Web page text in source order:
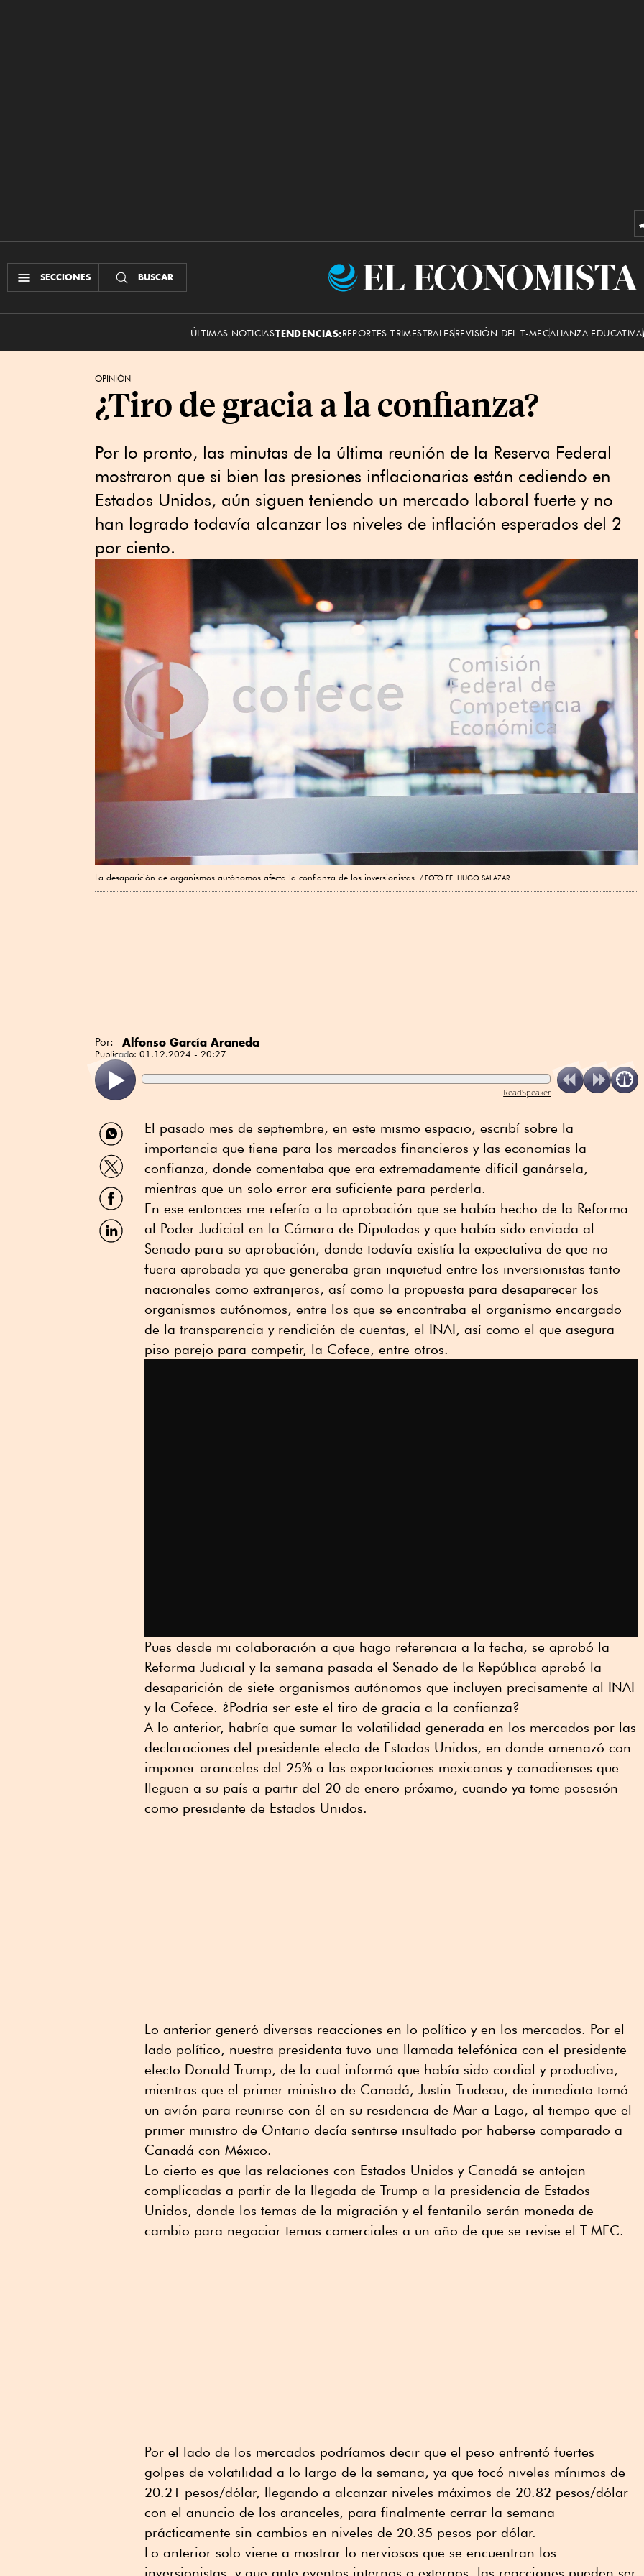
SECCIONES BUSCAR
El
ÚLTIMAS NOTICIASTENDENCIAS:REPORTES TRIMESTRALESREVISIÓN DEL T-MECALIANZA EDUCATIVA
OPINIÓN
¿Tiro de gracia a la confianza?
Por lo pronto, las minutas de la última reunión de la Reserva Federal
mostraron que si bien las presiones inflacionarias están cediendo en
Estados Unidos, aún siguen teniendo un mercado laboral fuerte y no
han logrado todavía alcanzar los niveles de inflación esperados del 2
por ciento.
La desaparición de organismos autónomos afecta la confianza de los inversionistas. FOTO EE: HUGO SALAZAR
Por: Alfonso García Araneda
Publicado: 01.12.2024 - 20:27
ReadSpeaker
Compartir
por
WhatsApp
Compartir
por
Twitter
Compartir
por
Facebook
Compartir
por
El pasado mes de septiembre, en este mismo espacio, escribí sobre la
importancia que tiene para los mercados financieros y las economías la
confianza, donde comentaba que era extremadamente difícil ganársela,
mientras que un solo error era suficiente para perderla.
En ese entonces me refería a la aprobación que se había hecho de la Reforma
al Poder Judicial en la Cámara de Diputados y que había sido enviada al
Senado para su aprobación, donde todavía existía la expectativa de que no
fuera aprobada ya que generaba gran inquietud entre los inversionistas tanto
nacionales como extranjeros, así como la propuesta para desaparecer los
organismos autónomos, entre los que se encontraba el organismo encargado
de la transparencia y rendición de cuentas, el INAI, así como el que asegura
piso parejo para competir, la Cofece, entre otros.
Pues desde mi colaboración a que hago referencia a la fecha, se aprobó la
Reforma Judicial y la semana pasada el Senado de la República aprobó la
desaparición de siete organismos autónomos que incluyen precisamente al INAI
y la Cofece. ¿Podría ser este el tiro de gracia a la confianza?
A lo anterior, habría que sumar la volatilidad generada en los mercados por las
declaraciones del presidente electo de Estados Unidos, en donde amenazó con
imponer aranceles del 25% a las exportaciones mexicanas y canadienses que
lleguen a su país a partir del 20 de enero próximo, cuando ya tome posesión
como presidente de Estados Unidos.
Lo anterior generó diversas reacciones en lo político y en los mercados. Por el
lado político, nuestra presidenta tuvo una llamada telefónica con el presidente
electo Donald Trump, de la cual informó que había sido cordial y productiva,
mientras que el primer ministro de Canadá, Justin Trudeau, de inmediato tomó
un avión para reunirse con él en su residencia de Mar a Lago, al tiempo que el
primer ministro de Ontario decía sentirse insultado por haberse comparado a
Canadá con México.
Lo cierto es que las relaciones con Estados Unidos y Canadá se antojan
complicadas a partir de la llegada de Trump a la presidencia de Estados
Unidos, donde los temas de la migración y el fentanilo serán moneda de
cambio para negociar temas comerciales a un año de que se revise el T-MEC.
Por el lado de los mercados podríamos decir que el peso enfrentó fuertes
golpes de volatilidad a lo largo de la semana, ya que tocó niveles mínimos de
20.21 pesos/dólar, llegando a alcanzar niveles máximos de 20.82 pesos/dólar
con el anuncio de los aranceles, para finalmente cerrar la semana
prácticamente sin cambios en niveles de 20.35 pesos por dólar.
Lo anterior solo viene a mostrar lo nerviosos que se encuentran los
inversionistas, y que ante eventos internos o externos, las reacciones pueden ser